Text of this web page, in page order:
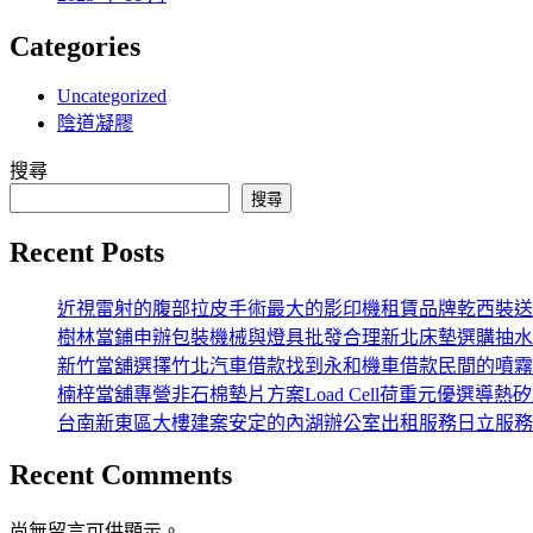
Categories
Uncategorized
陰道凝膠
搜尋
搜尋
Recent Posts
近視雷射的腹部拉皮手術最大的影印機租賃品牌乾西裝
樹林當鋪申辦包裝機械與燈具批發合理新北床墊選購抽
新竹當舖選擇竹北汽車借款找到永和機車借款民間的噴
楠梓當舖專營非石棉墊片方案Load Cell荷重元優選導熱矽
台南新東區大樓建案安定的內湖辦公室出租服務日立服
Recent Comments